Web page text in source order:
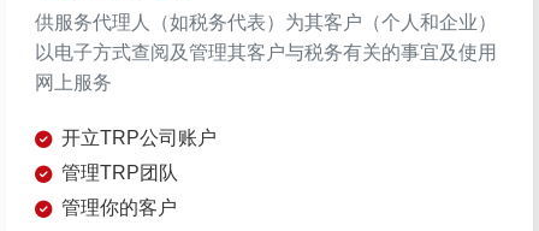
供服务代理人（如税务代表）为其客户（个人和企业）
以电子方式查阅及管理其客户与税务有关的事宜及使用
网上服务
开立TRP公司账户
管理TRP团队
管理你的客户